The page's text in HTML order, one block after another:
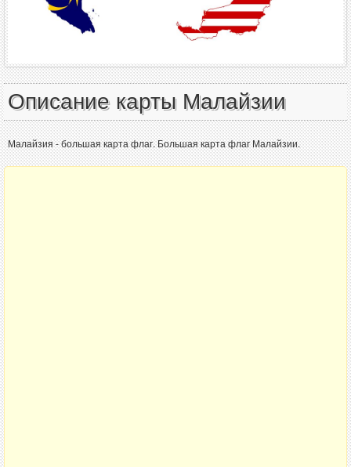
Описание карты Малайзии
Малайзия - большая карта флаг. Большая карта флаг Малайзии.